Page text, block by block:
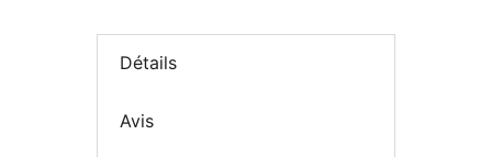
Détails
Avis